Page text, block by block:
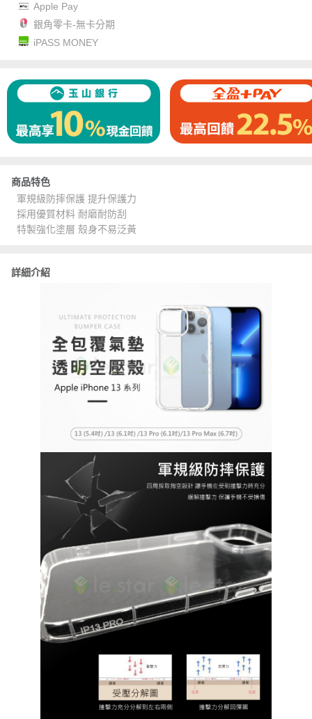
Apple Pay
銀角零卡-無卡分期
iPASS MONEY
商品特色
軍規級防摔保護 提升保護力
採用優質材料 耐磨耐防刮
特製強化塗層 殼身不易泛黃
詳細介紹